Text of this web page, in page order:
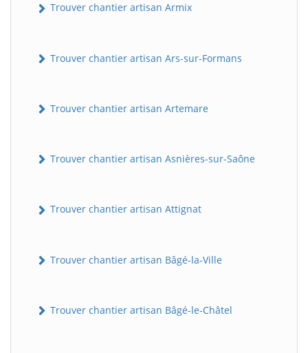
Trouver chantier artisan Armix
Trouver chantier artisan Ars-sur-Formans
Trouver chantier artisan Artemare
Trouver chantier artisan Asnières-sur-Saône
Trouver chantier artisan Attignat
Trouver chantier artisan Bâgé-la-Ville
Trouver chantier artisan Bâgé-le-Châtel